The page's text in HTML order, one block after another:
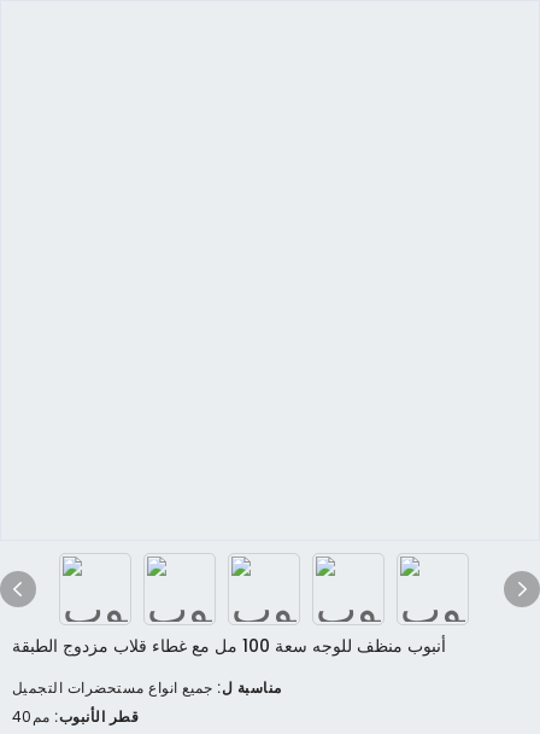
أنبوب منظف للوجه سعة 100 مل مع غطاء قلاب مزدوج الطبقة
مناسبة ل: جميع انواع مستحضرات التجميل
قطر الأنبوب: مم40